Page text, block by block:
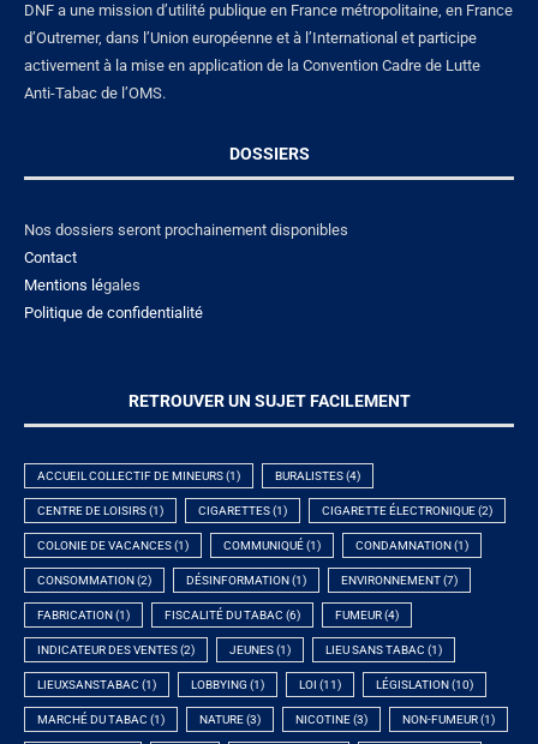
DNF a une mission d’utilité publique en France métropolitaine, en France
d’Outremer, dans l’Union européenne et à l’International et participe
activement à la mise en application de la Convention Cadre de Lutte
Anti-Tabac de l’OMS.
DOSSIERS
Nos dossiers seront prochainement disponibles
Contact
Mentions légales
Politique de confidentialité
RETROUVER UN SUJET FACILEMENT
ACCUEIL COLLECTIF DE MINEURS(1) BURALISTES(4)
CENTRE DE LOISIRS(1) CIGARETTES(1) CIGARETTE ÉLECTRONIQUE(2)
COLONIE DE VACANCES(1) COMMUNIQUÉ(1) CONDAMNATION (1)
CONSOMMATION (2) DÉSINFORMATION (1) ENVIRONNEMENT(7)
FABRICATION (1) FISCALITÉ DU TABAC (6) FUMEUR(4)
INDICATEUR DES VENTES(2) JEUNES(1) LIEU SANS TABAC (1)
LIEUXSANSTABAC (1) LOBBYING (1) LOI (11) LÉGISLATION (10)
MARCHÉ DU TABAC (1) NATURE(3) NICOTINE(3) NON-FUMEUR(1)